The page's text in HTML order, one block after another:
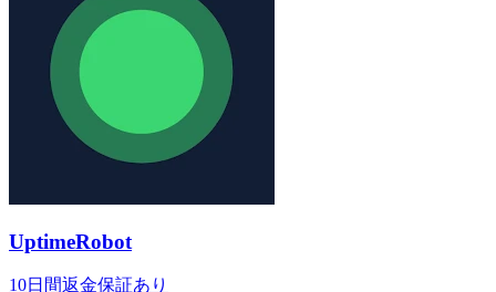
UptimeRobot
10日間返金保証あり